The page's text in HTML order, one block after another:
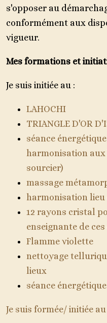
s'opposer au
conformément aux
vigueur.
Mes formations et
Je suis initiée au :
LAHOCHI
TRIANGLE D'OR
séance
harmonisation aux
sourcier)
massage
harmonisation lieu
12 rayons cristal
enseignante de
Flamme violette
nettoyage
lieux
séance
Je suis formée/ initiée au